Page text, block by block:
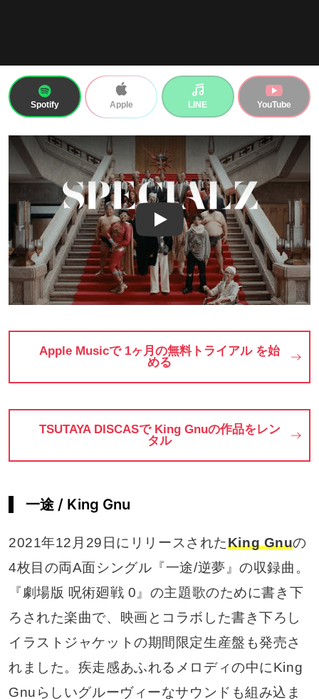
Spotify Apple LINE YouTube
Apple Musicで 1ヶ月の無料トライアル を始
める
TSUTAYA DISCASで King Gnuの作品をレン
タル
一途 / King Gnu
2021年12月29日にリリースされたKing Gnuの
4枚目の両A面シングル『一途/逆夢』の収録曲。
『劇場版 呪術廻戦 0』の主題歌のために書き下
ろされた楽曲で、映画とコラボした書き下ろし
イラストジャケットの期間限定生産盤も発売さ
れました。疾走感あふれるメロディの中にKing
Gnuらしいグルーヴィーなサウンドも組み込ま